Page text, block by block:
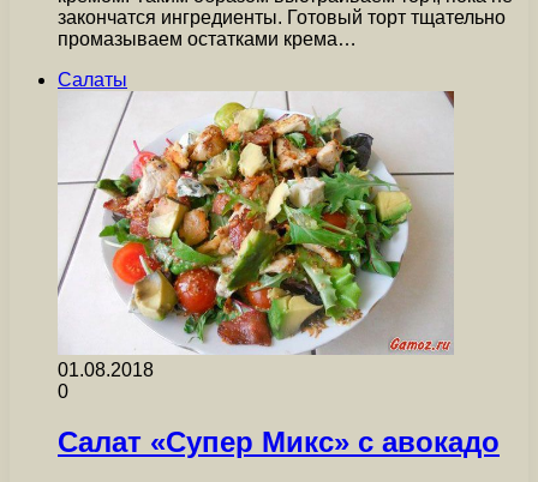
закончатся ингредиенты. Готовый торт тщательно
промазываем остатками крема…
Салаты
01.08.2018
0
Салат «Супер Микс» с авокадо